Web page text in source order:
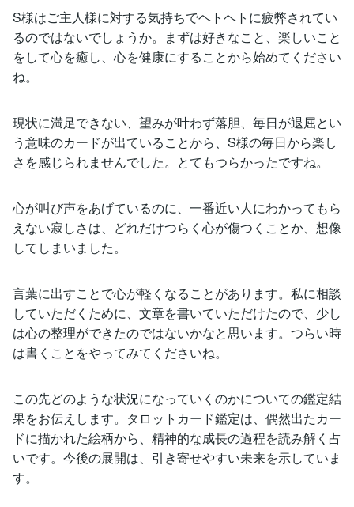
S様はご主人様に対する気持ちでヘトヘトに疲弊されてい
るのではないでしょうか。まずは好きなこと、楽しいこと
をして心を癒し、心を健康にすることから始めてください
ね。
現状に満足できない、望みが叶わず落胆、毎日が退屈とい
う意味のカードが出ていることから、S様の毎日から楽し
さを感じられませんでした。とてもつらかったですね。
心が叫び声をあげているのに、一番近い人にわかってもら
えない寂しさは、どれだけつらく心が傷つくことか、想像
してしまいました。
言葉に出すことで心が軽くなることがあります。私に相談
していただくために、文章を書いていただけたので、少し
は心の整理ができたのではないかなと思います。つらい時
は書くことをやってみてくださいね。
この先どのような状況になっていくのかについての鑑定結
果をお伝えします。タロットカード鑑定は、偶然出たカー
ドに描かれた絵柄から、精神的な成長の過程を読み解く占
いです。今後の展開は、引き寄せやすい未来を示していま
す。